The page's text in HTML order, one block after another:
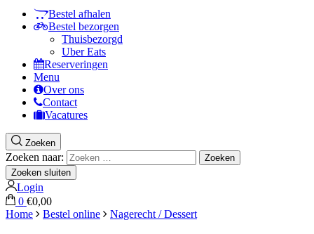
Bestel afhalen
Bestel bezorgen
Thuisbezorgd
Uber Eats
Reserveringen
Menu
Over ons
Contact
Vacatures
Zoeken
Zoeken naar:
Zoeken sluiten
Login
0 €0,00
Home
Bestel online Nagerecht / Dessert